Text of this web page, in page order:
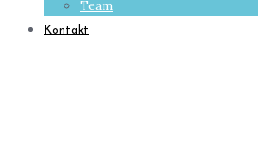
Team
Kontakt